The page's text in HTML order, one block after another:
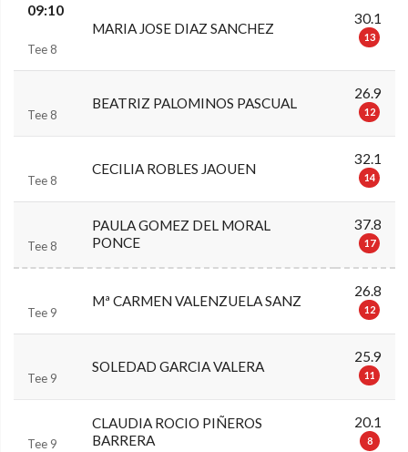
09:10
Tee 8
MARIA JOSE DIAZ SANCHEZ
30.1
13
Tee 8
BEATRIZ PALOMINOS PASCUAL
26.9
12
Tee 8
CECILIA ROBLES JAOUEN
32.1
14
Tee 8
PAULA GOMEZ DEL MORAL
PONCE
37.8
17
Tee 9
Mª CARMEN VALENZUELA SANZ
26.8
12
Tee 9
SOLEDAD GARCIA VALERA
25.9
11
Tee 9
CLAUDIA ROCIO PIÑEROS
BARRERA
20.1
8